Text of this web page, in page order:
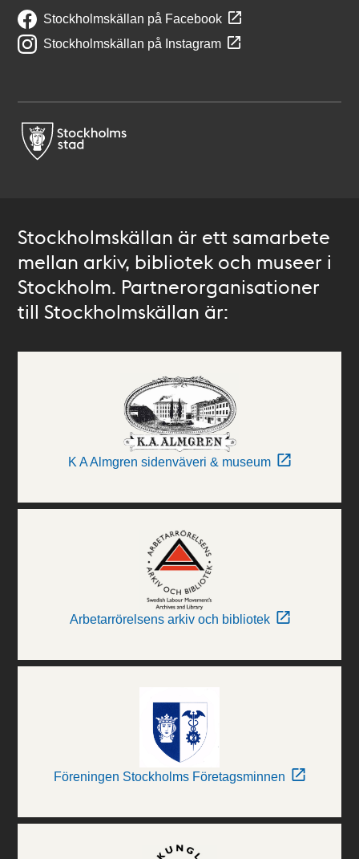
Stockholmskällan på Facebook
Stockholmskällan på Instagram
Stockholmskällan är ett samarbete
mellan arkiv, bibliotek och museer i
Stockholm. Partnerorganisationer
till Stockholmskällan är:
K A Almgren sidenväveri & museum
Arbetarrörelsens arkiv och bibliotek
Föreningen Stockholms Företagsminnen